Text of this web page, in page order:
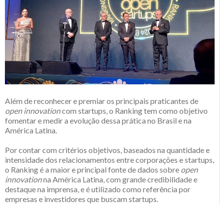
Além de reconhecer e premiar os principais praticantes de
open innovationcom startups, o Ranking tem como objetivo
fomentar e medir a evolução dessa prática no Brasil e na
América Latina.
Por contar com critérios objetivos, baseados na quantidade e
intensidade dos relacionamentos entre corporações e startups,
o Ranking é a maior e principal fonte de dados sobre open
innovationna América Latina, com grande credibilidade e
destaque na imprensa, e é utilizado como referência por
empresas e investidores que buscam startups.